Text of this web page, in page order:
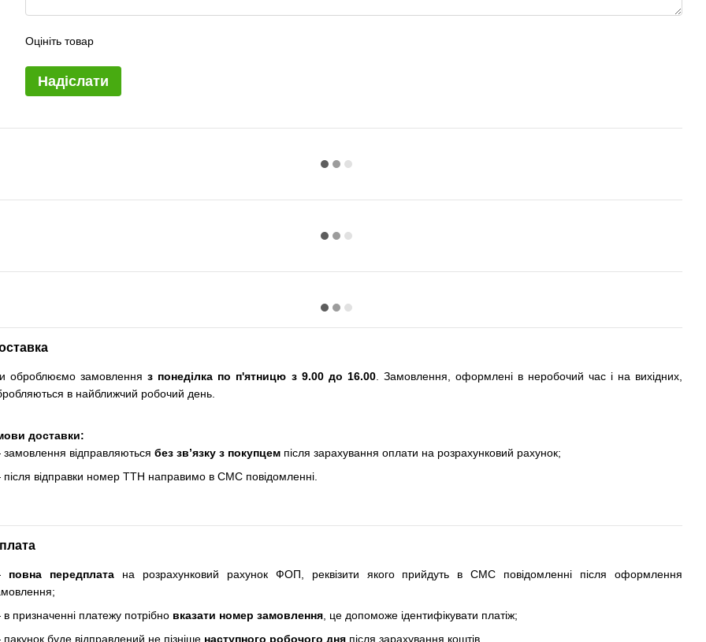
Оцініть товар
Надіслати
оброблюємо замовленняз понеділка по п'ятницю з 9.00 до 16.00. Замовлення, оформлені в неробочий час і на вихідних,
в найближчий робочий день.
доставки:
відправляютьсябез зв’язку з покупцем після зарахування оплати на розрахунковий рахунок;
відправки номер ТТН направимо в СМС повідомленні.
повна передплата на розрахунковий рахунок ФОП, реквізити якого прийдуть в СМС повідомленні після оформлення
призначенні платежу потрібно вказати номер замовлення , це допоможе ідентифікувати платіж;
буде відправлений не пізніше наступного робочого дня після зарахування коштів.